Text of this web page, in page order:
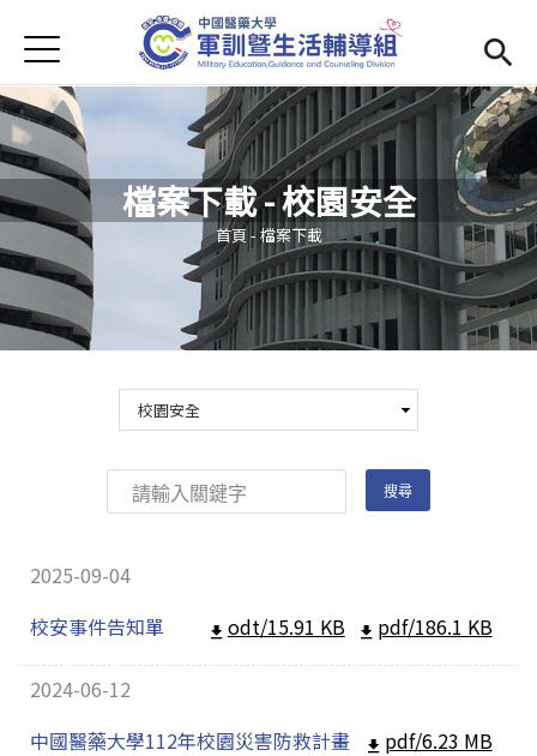
首頁
學務處首頁(link is external)
Open submenu (單位簡介)
單位簡介
最新消息
Open submenu (生活輔導)
生活輔導
Open submenu (校園安全)
校園安全
Open submenu (相關法規及檔案下載)
相關法規及檔案下載
Jump to Navigation
Jump to Main content
檔案下載 - 校園安全
您在這裡
首頁 - 檔案下載
2025-09-04
校安事件告知單
odt/15.91 KB pdf/186.1 KB
2024-06-12
中國醫藥大學112年校園災害防救計畫
pdf/6.23 MB